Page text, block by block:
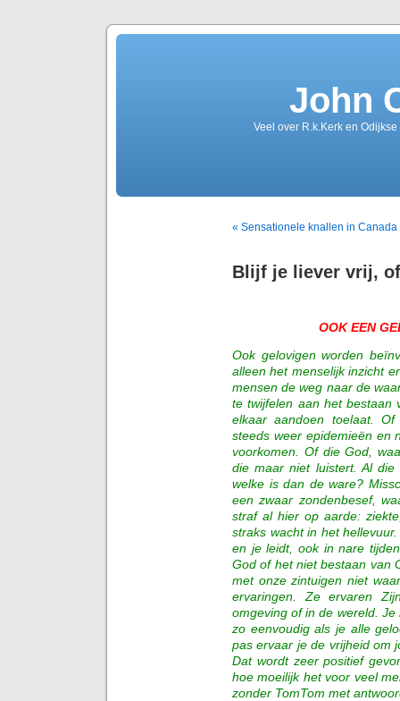
John
Veel over R.k.Kerk en
« Sensationele knallen in Canada
Blijf je liever vrij,
OOK EEN
Ook gelovigen worden
alleen het menselijk inzicht
mensen de weg naar de
te twijfelen aan het bestaan
elkaar aandoen toelaat.
steeds weer epidemieën en
voorkomen. Of die God,
die maar niet luistert. Al
welke is dan de ware?
een zwaar zondenbesef,
straf al hier op aarde:
straks wacht in het
en je leidt, ook in nare
God of het niet bestaan van
met onze zintuigen niet
ervaringen. Ze ervaren
omgeving of in de wereld.
zo eenvoudig als je alle
pas ervaar je de vrijheid om
Dat wordt zeer positief
hoe moeilijk het voor veel
zonder TomTom met